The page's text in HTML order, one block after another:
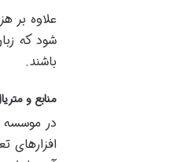
علاوه بر
شود که
باشند.
منابع و
در موسسه
افزارهای